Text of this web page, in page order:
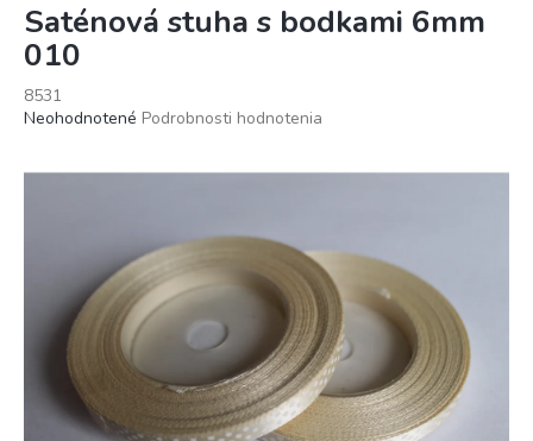
Saténová stuha s bodkami 6mm
010
8531
Priemerné
hviezdičiek.
Neohodnotené Podrobnosti hodnotenia